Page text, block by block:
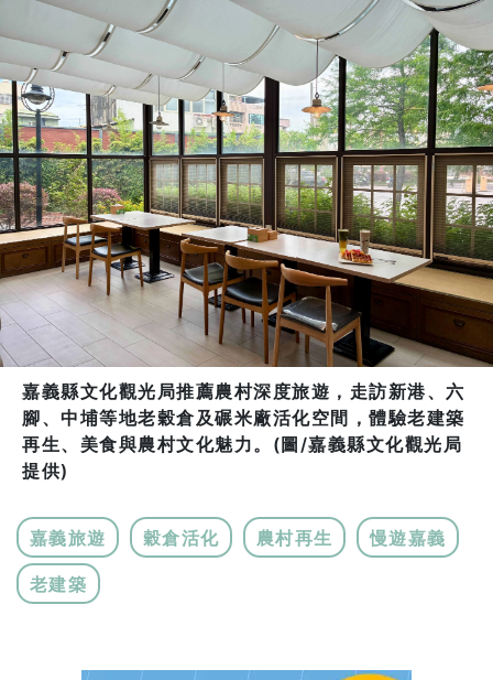
嘉義縣文化觀光局推薦農村深度旅遊，走訪新港、六
腳、中埔等地老穀倉及碾米廠活化空間，體驗老建築
再生、美食與農村文化魅力。(圖/嘉義縣文化觀光局
提供)
嘉義旅遊 穀倉活化 農村再生 慢遊嘉義
老建築